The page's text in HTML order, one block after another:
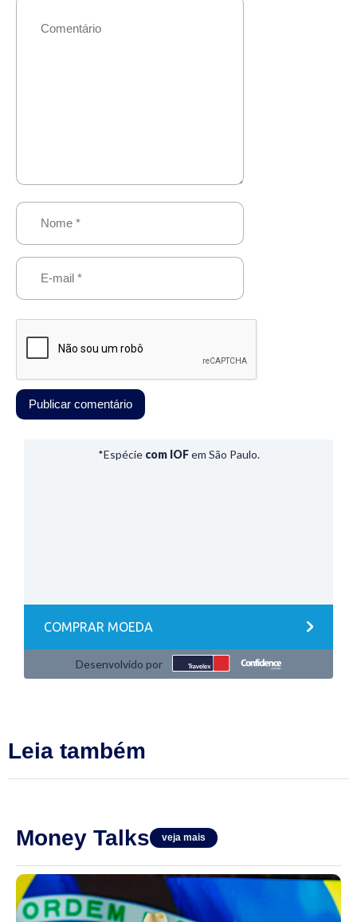
Leia também
Money Talks veja mais